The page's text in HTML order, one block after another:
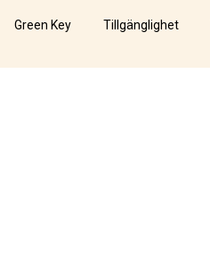
Green Key Tillgänglighet